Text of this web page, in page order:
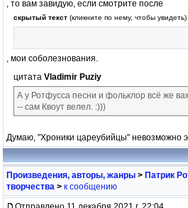
, то вам завидую, если смотрите после
скрытый текст (кликните по нему, чтобы увидеть)
, мои соболезнования.
цитата Vladimir Puziy
А у Ротфусса песни и фольклор всё же
-- сам Квоут велел. :)))
Думаю, "Хроники цареубийцы" невозможно
Произведения, авторы, жанры > Патрик
творчества > к сообщению